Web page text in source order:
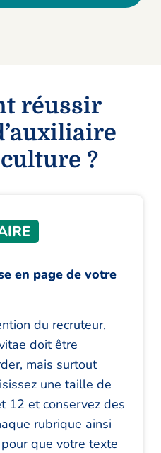
réussir
?
en page de votre
du recruteur,
doit être
mais surtout
une taille de
12 et conservez des
rubrique ainsi
que votre texte